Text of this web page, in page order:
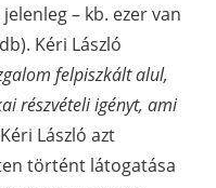
– kb. ezer van
Kéri László
felpiszkált alul,
részvételi igényt, ami
László azt
történt látogatása